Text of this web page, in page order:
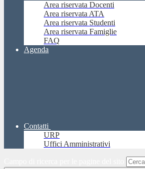
Area riservata Docenti
Area riservata ATA
Area riservata Studenti
Area riservata Famiglie
FAQ
Agenda
Contatti
URP
Uffici Amministrativi